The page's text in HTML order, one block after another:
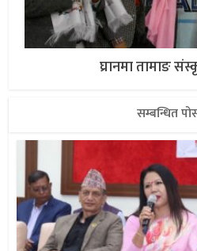
घ्रानमा तामाङ
सम्बन्धित